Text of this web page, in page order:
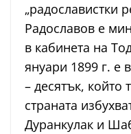
„радославистки
Радославов е
в кабинета на
януари 1899 г. е
– десятък, който
страната
Дуранкулак и